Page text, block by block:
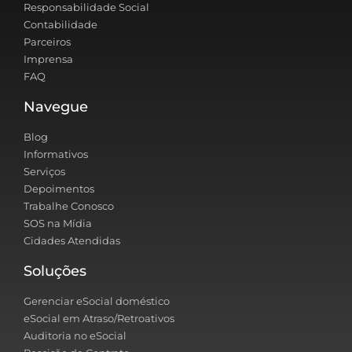
Responsabilidade Social
Contabilidade
Parceiros
Imprensa
FAQ
Navegue
Blog
Informativos
Serviços
Depoimentos
Trabalhe Conosco
SOS na Mídia
Cidades Atendidas
Soluções
Gerenciar eSocial doméstico
eSocial em Atraso/Retroativos
Auditoria no eSocial